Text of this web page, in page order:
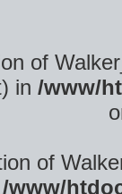
of
in /www/
of
/www/